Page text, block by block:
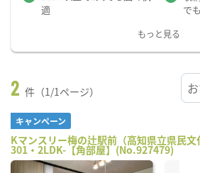
適
で
もっと見る
2 件（1/1ページ）
キャンペーン
Kマンスリー梅の辻駅前（高知県立県民文
301・2LDK-【角部屋】(No.927479)